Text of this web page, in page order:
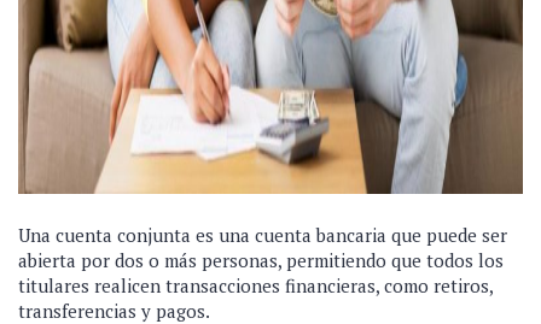
Una cuenta conjunta es una cuenta bancaria que puede ser
abierta por dos o más personas, permitiendo que todos los
titulares realicen transacciones financieras, como retiros,
transferencias y pagos.